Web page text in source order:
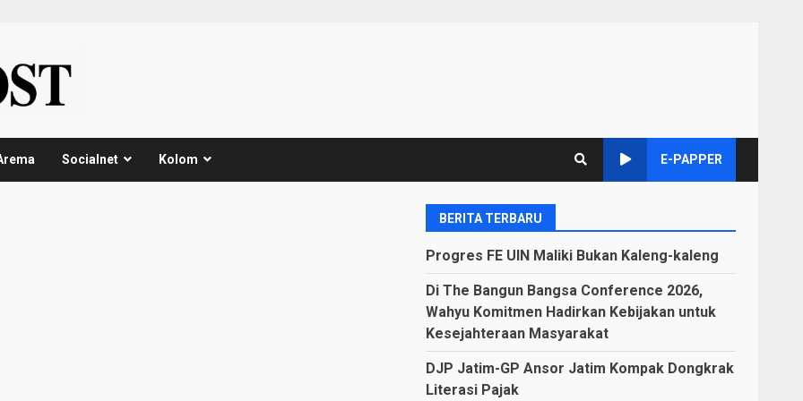
Socialnet Kolom E-PAPPER
BERITA TERBARU
Progres FE UIN Maliki Bukan Kaleng-kaleng
Di The Bangun Bangsa Conference 2026,
Wahyu Komitmen Hadirkan Kebijakan untuk
Kesejahteraan Masyarakat
DJP Jatim-GP Ansor Jatim Kompak Dongkrak
Literasi Pajak